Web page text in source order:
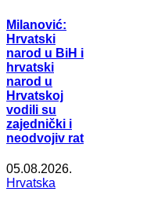
Milanović:
Hrvatski
narod u BiH i
hrvatski
narod u
Hrvatskoj
vodili su
zajednički i
neodvojiv rat
05.08.2026.
Hrvatska